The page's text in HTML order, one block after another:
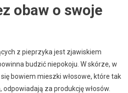
obaw o swoje
z pieprzyka jest zjawiskiem
budzić niepokoju. W skórze, w
bowiem mieszki włosowe, które tak
odpowiadają za produkcję włosów.